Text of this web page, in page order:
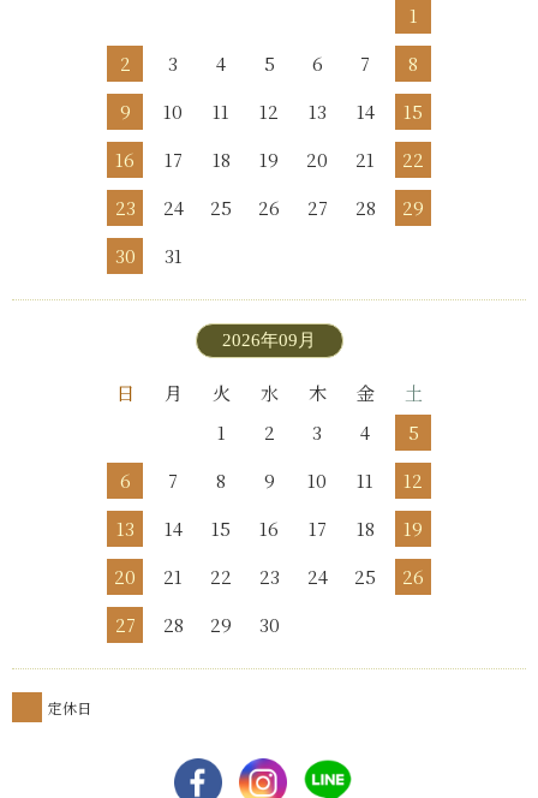
1
2
3 4 5 6 7
8
9
10 11 12 13 14
15
16
17 18 19 20 21
22
23
24 25 26 27 28
29
30
31
2026年09月
日 月 火 水 木 金
土
1
2 3 4
5
6
7 8 9 10 11
12
13
14 15 16 17 18
19
20
21 22 23 24 25
26
27
28 29 30
定休日